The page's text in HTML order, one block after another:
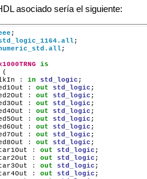
asociado sería el siguiente:
;
is
(
: in std_logic ;
: out std_logic ;
: out std_logic ;
: out std_logic ;
: out std_logic ;
: out std_logic ;
: out std_logic ;
: out std_logic ;
: out std_logic ;
: out std_logic ;
: out std_logic ;
: out std_logic ;
: out std_logic ;